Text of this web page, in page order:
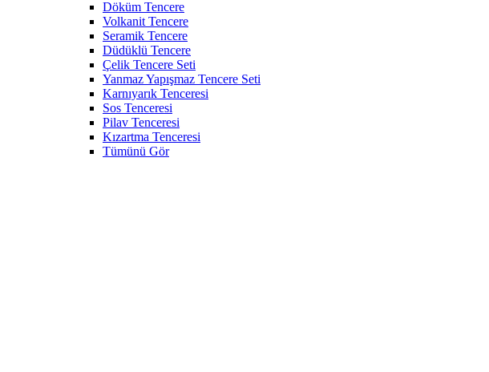
Döküm Tencere
Volkanit Tencere
Seramik Tencere
Düdüklü Tencere
Çelik Tencere Seti
Yanmaz Yapışmaz Tencere Seti
Karnıyarık Tenceresi
Sos Tenceresi
Pilav Tenceresi
Kızartma Tenceresi
Tümünü Gör